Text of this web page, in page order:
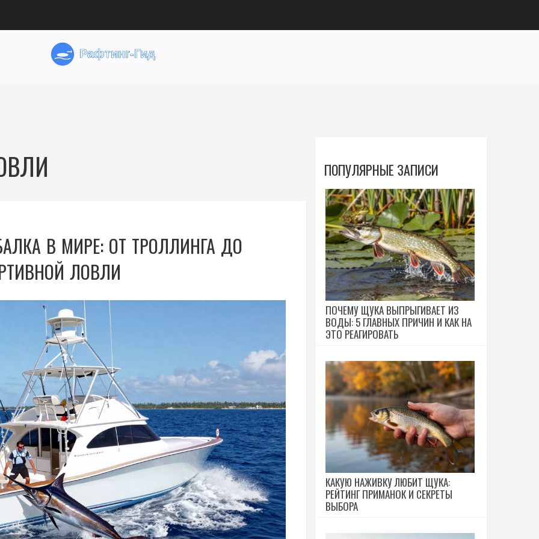
В МИРЕ: ОТ ТРОЛЛИНГА ДО
ЛОВЛИ
ПОПУЛЯРНЫЕ ЗАПИСИ
ПОЧЕМУ ЩУКА ВЫПРЫГИВАЕТ ИЗ
ВОДЫ: 5 ГЛАВНЫХ ПРИЧИН И КАК НА
ЭТО РЕАГИРОВАТЬ
КАКУЮ НАЖИВКУ ЛЮБИТ ЩУКА:
РЕЙТИНГ ПРИМАНОК И СЕКРЕТЫ
ВЫБОРА